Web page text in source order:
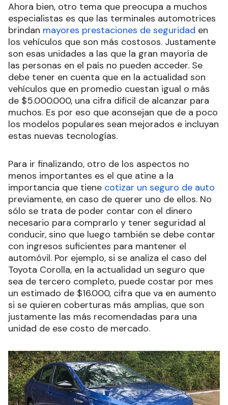
Ahora bien, otro tema que preocupa a muchos
especialistas es que las terminales automotrices
brindan mayores prestaciones de seguridad en
los vehículos que son más costosos. Justamente
son esas unidades a las que la gran mayoría de
las personas en el país no pueden acceder. Se
debe tener en cuenta que en la actualidad son
vehículos que en promedio cuestan igual o más
de $5.000.000, una cifra difícil de alcanzar para
muchos. Es por eso que aconsejan que de a poco
los modelos populares sean mejorados e incluyan
estas nuevas tecnologías.
Para ir finalizando, otro de los aspectos no
menos importantes es el que atine a la
importancia que tiene cotizar un seguro de auto
previamente, en caso de querer uno de ellos. No
sólo se trata de poder contar con el dinero
necesario para comprarlo y tener seguridad al
conducir, sino que luego también se debe contar
con ingresos suficientes para mantener el
automóvil. Por ejemplo, si se analiza el caso del
Toyota Corolla, en la actualidad un seguro que
sea de tercero completo, puede costar por mes
un estimado de $16.000, cifra que va en aumento
si se quieren coberturas más amplias, que son
justamente las más recomendadas para una
unidad de ese costo de mercado.